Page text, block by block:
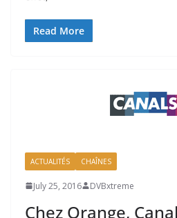
Read More
ACTUALITÉS CHAÎNES
July 25, 2016 DVBxtreme
Chez Orange,